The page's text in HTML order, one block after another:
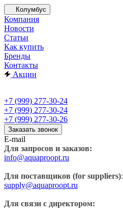
Колумбус
Компания
Новости
Статьи
Как купить
Бренды
Контакты
Акции
+7 (999) 277-30-24
+7 (999) 277-30-24
+7 (999) 277-30-26
Заказать звонок
E-mail
Для запросов и заказов:
info@aquaproopt.ru
Для поставщиков (for suppliers):
supply@aquaproopt.ru
Для связи с директором: